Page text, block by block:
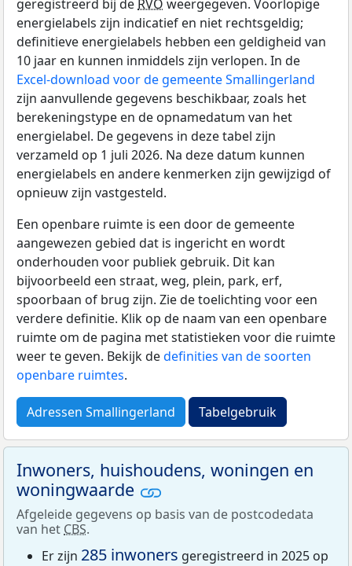
geregistreerd bij de RVO weergegeven. Voorlopige
energielabels zijn indicatief en niet rechtsgeldig;
definitieve energielabels hebben een geldigheid van
10 jaar en kunnen inmiddels zijn verlopen. In de
Excel-download voor de gemeente Smallingerland
zijn aanvullende gegevens beschikbaar, zoals het
berekeningstype en de opnamedatum van het
energielabel. De gegevens in deze tabel zijn
verzameld op 1 juli 2026. Na deze datum kunnen
energielabels en andere kenmerken zijn gewijzigd of
opnieuw zijn vastgesteld.
Een openbare ruimte is een door de gemeente
aangewezen gebied dat is ingericht en wordt
onderhouden voor publiek gebruik. Dit kan
bijvoorbeeld een straat, weg, plein, park, erf,
spoorbaan of brug zijn. Zie de toelichting voor een
verdere definitie. Klik op de naam van een openbare
ruimte om de pagina met statistieken voor die ruimte
weer te geven. Bekijk dedefinities van de soorten
openbare ruimtes.
Adressen Smallingerland Tabelgebruik
Inwoners, huishoudens, woningen en
woningwaarde
Afgeleide gegevens op basis van de postcodedata
van het CBS.
Er zijn 285 inwoners geregistreerd in 2025 op